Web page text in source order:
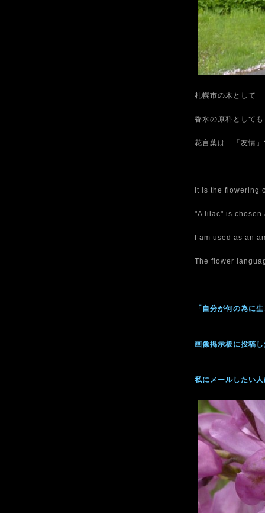
札幌市の木として
香水の原料として
花言葉は 「友情
It is the flowering
"A lilac" is chosen
I am used as an
The flower
「自分が何の為に
画像掲示板に投稿
私にメールしたい